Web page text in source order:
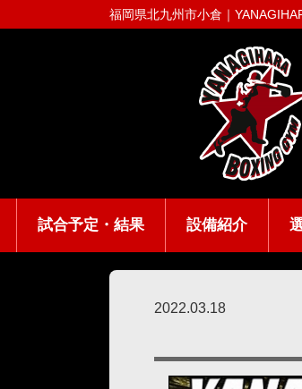
福岡県北九州市小倉｜
試合予定・結果 設備紹介
2022.03.18